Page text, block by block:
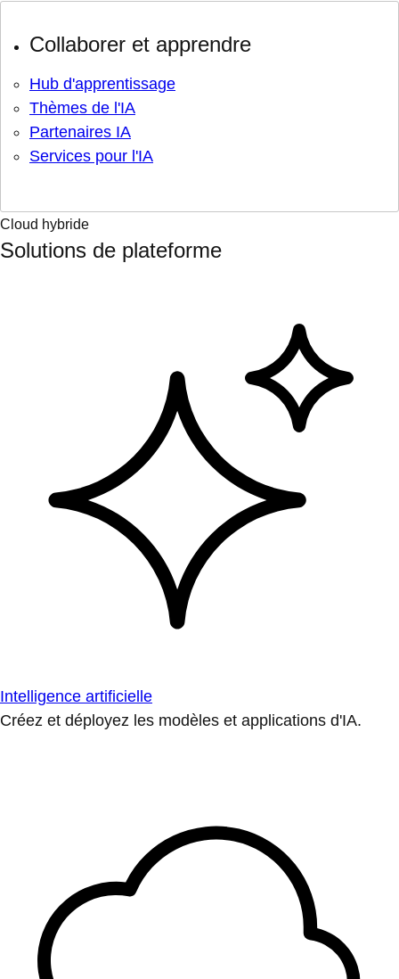
Collaborer et apprendre
Hub d'apprentissage
Thèmes de l'IA
Partenaires IA
Services pour l'IA
Cloud hybride
Solutions de plateforme
Intelligence artificielle
Créez et déployez les modèles et applications d'IA.